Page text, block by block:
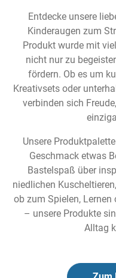
Entdecke unsere
Kinderaugen zum
Produkt wurde mit
nicht nur zu
fördern. Ob es um
Kreativsets oder
verbinden sich
Unsere
Geschmack etwas
Bastelspaß über
niedlichen
ob zum Spielen,
– unsere Produkte
Alltag